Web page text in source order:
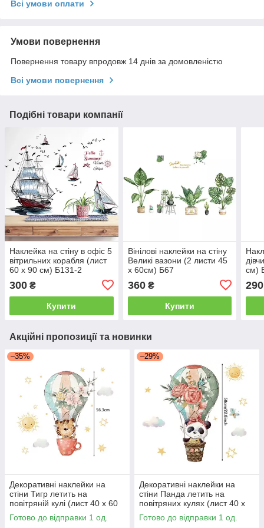
Всі умови оплати
Умови повернення
Повернення товару впродовж 14 днів за домовленістю
Всі умови повернення
Подібні товари компанії
Наклейка на стіну в офіс 5
вітрильних корабля (лист
60 х 90 см) Б131-2
300 ₴
Купити
Вінілові наклейки на стіну
Великі вазони (2 листи 45
х 60см) Б67
360₴
Купити
см)
290
Акційні пропозиції та новинки
–35%
Декоративні наклейки на
стіни Тигр летить на
повітряній кулі (лист 40 х 60
см) Б156-20-10
Готово до відправки 1 од.
–29%
Декоративні наклейки на
стіни Панда летить на
повітряних кулях (лист 40 х
60 см) Б156-20-7
Готово до відправки 1 од.